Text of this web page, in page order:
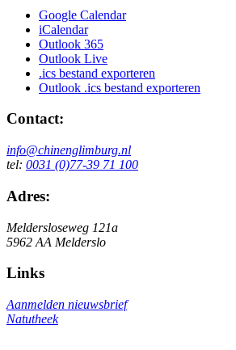
Google Calendar
iCalendar
Outlook 365
Outlook Live
.ics bestand exporteren
Outlook .ics bestand exporteren
Contact:
info@chinenglimburg.nl
tel: 0031 (0)77-39 71 100
Adres:
Meldersloseweg 121a
5962 AA Melderslo
Links
Aanmelden nieuwsbrief
Natutheek